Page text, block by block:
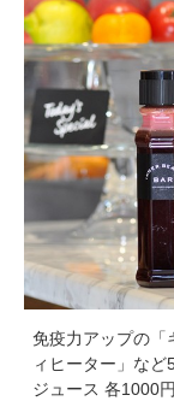
免疫力アップの「
ィヒーター」な
ジュース 各1000円